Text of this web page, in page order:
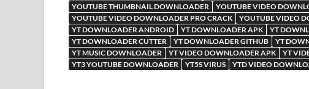
YOUTUBE THUMBNAIL DOWNLOADER
YOUTUBE VIDEO
YOUTUBE VIDEO DOWNLOADER PRO CRACK
YOUTUBE VIDEO
YT DOWNLOADER ANDROID
YT DOWNLOADER APK YT
YT DOWNLOADER CUTTER
YT DOWNLOADER GITHUB YT
YT MUSIC DOWNLOADER
YT VIDEO DOWNLOADER APK YT
YT3 YOUTUBE DOWNLOADER
YT5S VIRUS YTD VIDEO